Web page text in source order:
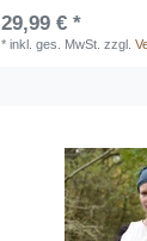
29,99 € *
*inkl. ges. MwSt. zzgl.